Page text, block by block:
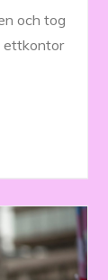
och tog
ettkontor